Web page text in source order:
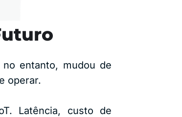
entanto, mudou de
operar.
Latência, custo de